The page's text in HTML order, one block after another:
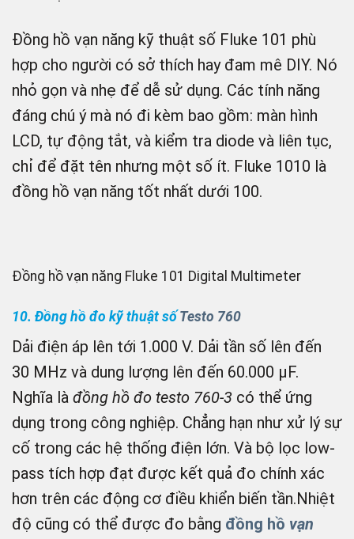
Đồng hồ vạn năng kỹ thuật số Fluke 101 phù
hợp cho người có sở thích hay đam mê DIY. Nó
nhỏ gọn và nhẹ để dễ sử dụng. Các tính năng
đáng chú ý mà nó đi kèm bao gồm: màn hình
LCD, tự động tắt, và kiểm tra diode và liên tục,
chỉ để đặt tên nhưng một số ít. Fluke 1010 là
đồng hồ vạn năng tốt nhất dưới 100.
Đồng hồ vạn năng Fluke 101 Digital Multimeter
10. Đồng hồ đo kỹ thuật sốTesto 760
Dải điện áp lên tới 1.000 V. Dải tần số lên đến
30 MHz và dung lượng lên đến 60.000 µF.
Nghĩa là đồng hồ đo testo 760-3 có thể ứng
dụng trong công nghiệp. Chẳng hạn như xử lý sự
cố trong các hệ thống điện lớn. Và bộ lọc low-
pass tích hợp đạt được kết quả đo chính xác
hơn trên các động cơ điều khiển biến tần.Nhiệt
độ cũng có thể được đo bằng đồng hồ vạn